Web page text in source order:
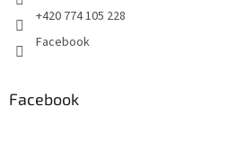
+420 774 105 228
Facebook
Facebook